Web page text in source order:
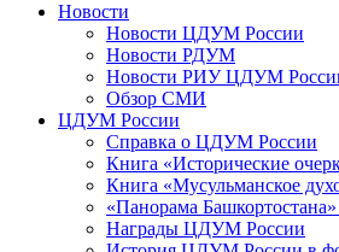
Новости
Новости ЦДУМ России
Новости РДУМ
Новости РИУ ЦДУМ
Обзор СМИ
ЦДУМ России
Справка о ЦДУМ России
Книга «Исторические
Книга «Мусульманское
«Панорама
Награды ЦДУМ России